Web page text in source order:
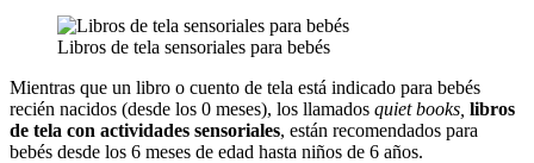
Libros de tela sensoriales para bebés
Mientras que un libro o cuento de tela está indicado para bebés
recién nacidos (desde los 0 meses), los llamados quiet books, libros
de tela con actividades sensoriales, están recomendados para
bebés desde los 6 meses de edad hasta niños de 6 años.